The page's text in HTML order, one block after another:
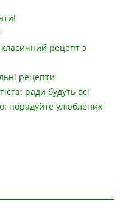
рецепт з
рецепти
ради будуть всі
порадуйте улюблених